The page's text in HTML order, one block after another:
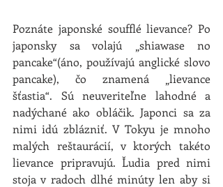
Poznáte japonské soufflé lievance? Po
japonsky sa volajú „shiawase no
pancake“(áno, používajú anglické slovo
pancake), čo znamená „lievance
šťastia“. Sú neuveriteľne lahodné a
nadýchané ako obláčik. Japonci sa za
nimi idú zblázniť. V Tokyu je mnoho
malých reštaurácií, v ktorých takéto
lievance pripravujú. Ľudia pred nimi
stoja v radoch dlhé minúty len aby si